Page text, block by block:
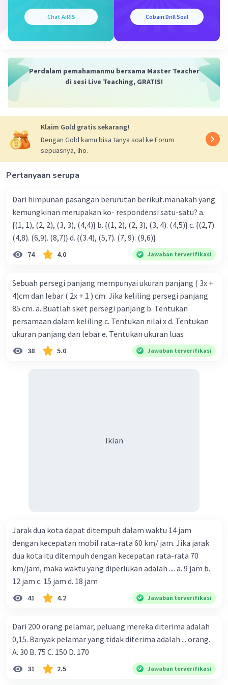
Jawaban: C
Chat AiRIS Cobain Drill Soal
Perdalam pemahamanmu bersama Master Teacher
di sesi Live Teaching, GRATIS!
Klaim Gold gratis sekarang!
Dengan Gold kamu bisa tanya soal ke Forum
sepuasnya, lho.
Pertanyaan serupa
Dari himpunan pasangan berurutan berikut.manakah yang
kemungkinan merupakan ko- respondensi satu-satu? a.
{(1, 1), (2, 2), (3, 3), (4,4)} b. {(1, 2), (2, 3), (3, 4). (4,5)} c. {(2,7).
(4,8). (6,9). (8,7)} d. {(3.4), (5,7). (7, 9). (9,6)}
74 4.0 Jawaban terverifikasi
Sebuah persegi panjang mempunyai ukuran panjang ( 3x +
4)cm dan lebar ( 2x + 1 ) cm. Jika keliling persegi panjang
85 cm. a. Buatlah sket persegi panjang b. Tentukan
persamaan dalam keliling c. Tentukan nilai x d. Tentukan
ukuran panjang dan lebar e. Tentukan ukuran luas
38 5.0 Jawaban terverifikasi
Iklan
Jarak dua kota dapat ditempuh dalam waktu 14 jam
dengan kecepatan mobil rata-rata 60 km/ jam. Jika jarak
dua kota itu ditempuh dengan kecepatan rata-rata 70
km/jam, maka waktu yang diperlukan adalah .... a. 9 jam b.
12 jam c. 15 jam d. 18 jam
41 4.2 Jawaban terverifikasi
Dari 200 orang pelamar, peluang mereka diterima adalah
0,15. Banyak pelamar yang tidak diterima adalah ... orang.
A. 30 B. 75 C. 150 D. 170
31 2.5 Jawaban terverifikasi